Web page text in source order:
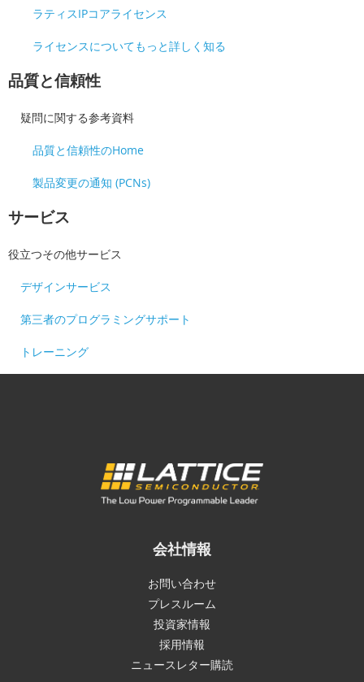
ラティスIPコアライセンス
ライセンスについてもっと詳しく知る
品質と信頼性
疑問に関する参考資料
品質と信頼性のHome
製品変更の通知 (PCNs)
サービス
役立つその他サービス
デザインサービス
第三者のプログラミングサポート
トレーニング
会社情報
お問い合わせ
プレスルーム
投資家情報
採用情報
ニュースレター購読